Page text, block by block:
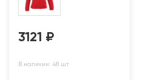
3121 ₽
В наличии: 48 шт